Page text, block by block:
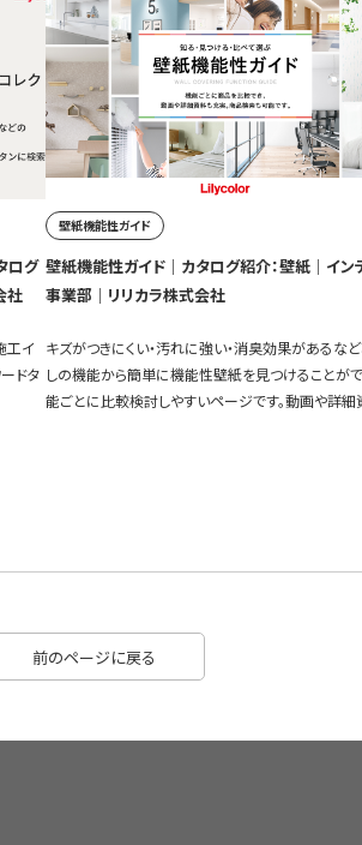
ログ
社
工イ
ドタ
壁紙機能性ガイド
壁紙機能性ガイド｜カタログ紹介：壁紙｜イン
事業部｜リリカラ株式会社
キズがつきにくい・汚れに強い・消臭効果があるなど
しの機能から簡単に機能性壁紙を見つけることがで
能ごとに比較検討しやすいページです。動画や詳細
前のページに戻る